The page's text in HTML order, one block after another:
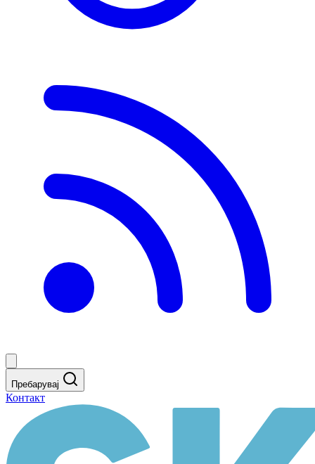
Пребарувај
Контакт